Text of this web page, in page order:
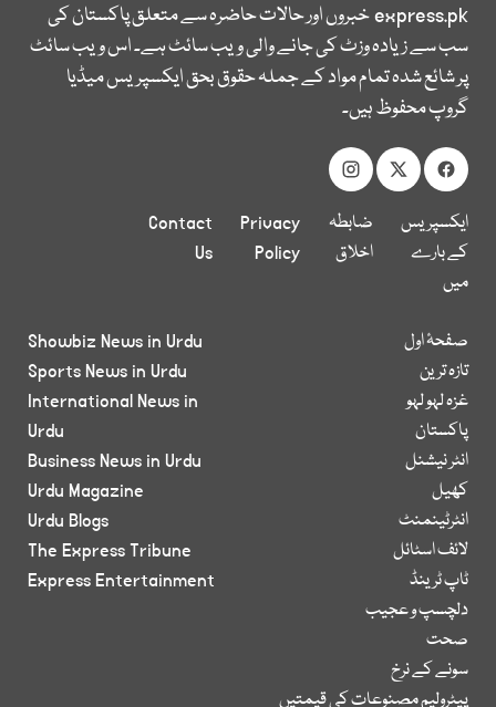
express.pkخبروں اور حالات حاضرہ سے متعلق پاکستان کی
سب سے زیادہ وزٹ کی جانے والی ویب سائٹ ہے۔ اس ویب سائٹ
پر شائع شدہ تمام مواد کے جملہ حقوق بحق ایکسپریس میڈیا
گروپ محفوظ ہیں۔
ایکسپریس
کے بارے
میں
ضابطہ
اخلاق
Privacy
Policy
Contact
Us
صفحۂ اول
تازہ ترین
غزہ لہو لہو
پاکستان
انٹر نیشنل
کھیل
انٹرٹینمنٹ
لائف اسٹائل
ٹاپ ٹرینڈ
دلچسپ و عجیب
صحت
سونے کے نرخ
پیٹرولیم مصنوعات کی قیمتیں
Showbiz News in Urdu
Sports News in Urdu
International News in
Urdu
Business News in Urdu
Urdu Magazine
Urdu Blogs
The Express Tribune
Express Entertainment